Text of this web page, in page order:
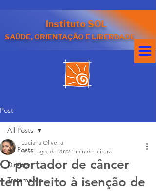
Instituto SOL
SAÚDE, ORIENTAÇÃO E LIBERDADE
Post
All Posts
Direitos
Tratamento
All Posts
O portador de câncer
tem direito à isenção de
Luciana Oliveira
30 de ago. de 2022 1 min de leitura